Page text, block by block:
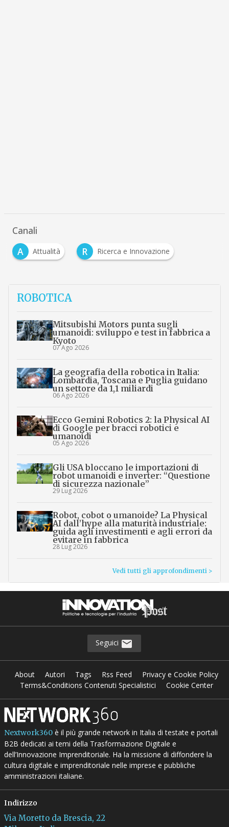
Canali
A
Attualità R Ricerca e Innovazione
ROBOTICA
Mitsubishi Motors punta sugli
umanoidi: sviluppo e test in fabbrica a
Kyoto
07 Ago 2026
La geografia della robotica in Italia:
Lombardia, Toscana e Puglia guidano
un settore da 1,1 miliardi
06 Ago 2026
Ecco Gemini Robotics 2: la Physical AI
di Google per bracci robotici e
umanoidi
05 Ago 2026
Gli USA bloccano le importazioni di
robot umanoidi e inverter: “Questione
di sicurezza nazionale”
29 Lug 2026
Robot, cobot o umanoide? La Physical
AI dall’hype alla maturità industriale:
guida agli investimenti e agli errori da
evitare in fabbrica
28 Lug 2026
Vedi tutti gli approfondimenti >
Seguici
About Autori Tags Rss Feed
Privacy e Cookie Policy
Terms&Conditions Contenuti Specialistici
Cookie Center
Nextwork360è il più grande network in Italia di testate e portali
B2B dedicati ai temi della Trasformazione Digitale e
dell’Innovazione Imprenditoriale. Ha la missione di diffondere la
cultura digitale e imprenditoriale nelle imprese e pubbliche
amministrazioni italiane.
Indirizzo
Via Moretto da Brescia, 22